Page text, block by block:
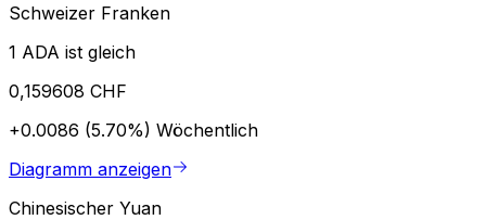
Schweizer Franken
1 ADA ist gleich
0,159608 CHF
+0.0086 (5.70%) Wöchentlich
Diagramm anzeigen
Chinesischer Yuan